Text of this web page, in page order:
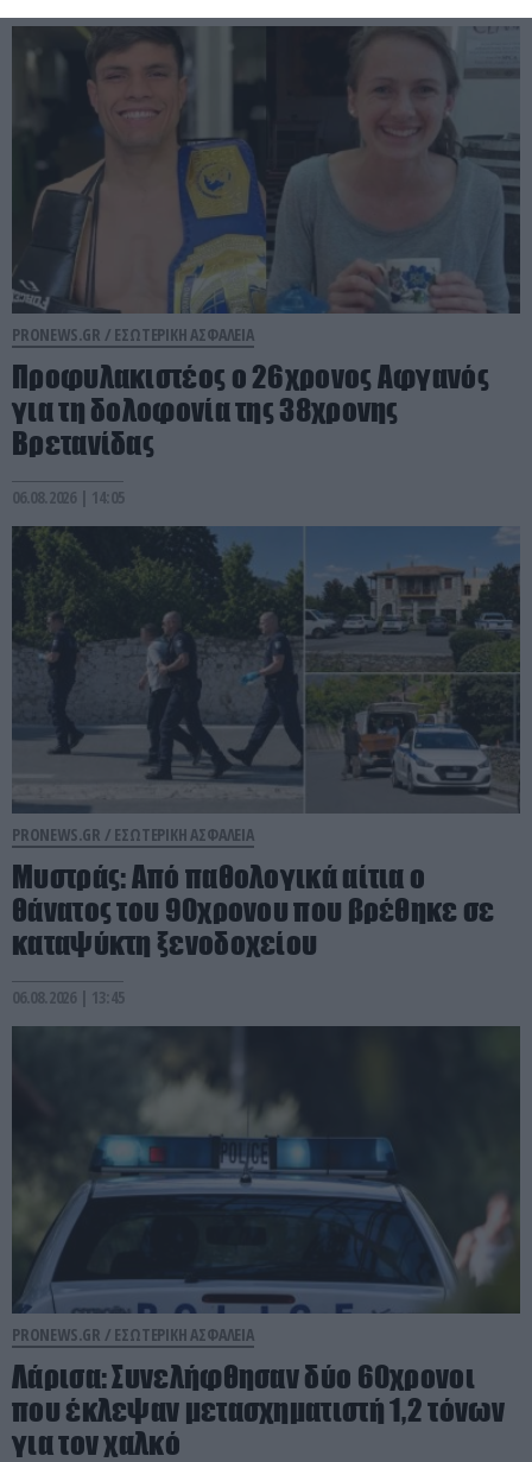
PRONEWS.GR / ΕΣΩΤΕΡΙΚΗ ΑΣΦΑΛΕΙΑ
Προφυλακιστέος ο 26χρονος Αφγανός
για τη δολοφονία της 38χρονης
Βρετανίδας
06.08.2026 | 14:05
PRONEWS.GR / ΕΣΩΤΕΡΙΚΗ ΑΣΦΑΛΕΙΑ
Μυστράς: Από παθολογικά αίτια ο
θάνατος του 90χρονου που βρέθηκε σε
καταψύκτη ξενοδοχείου
06.08.2026 | 13:45
PRONEWS.GR / ΕΣΩΤΕΡΙΚΗ ΑΣΦΑΛΕΙΑ
Λάρισα: Συνελήφθησαν δύο 60χρονοι
που έκλεψαν μετασχηματιστή 1,2 τόνων
για τον χαλκό